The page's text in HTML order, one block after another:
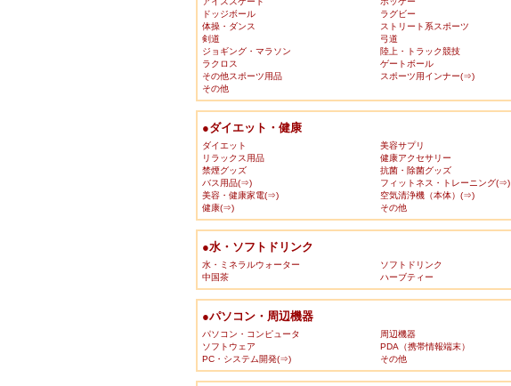
ドッジボール
ラグビー
体操・ダンス
ストリート系スポーツ
剣道
弓道
ジョギング・マラソン
陸上・トラック競技
ラクロス
ゲートボール
その他スポーツ用品
スポーツ用インナー(⇒)
その他
●ダイエット・健康
ダイエット 美容サプリ
リラックス用品
健康アクセサリー
禁煙グッズ
抗菌・除菌グッズ
バス用品(⇒)
フィットネス・トレーニング(⇒)
美容・健康家電(⇒)
空気清浄機（本体）(⇒)
健康(⇒)
その他
●水・ソフトドリンク
水・ミネラルウォーター ソフトドリンク
中国茶
ハーブティー
●パソコン・周辺機器
パソコン・コンピュータ 周辺機器
ソフトウェア
PDA（携帯情報端末）
PC・システム開発(⇒)
その他